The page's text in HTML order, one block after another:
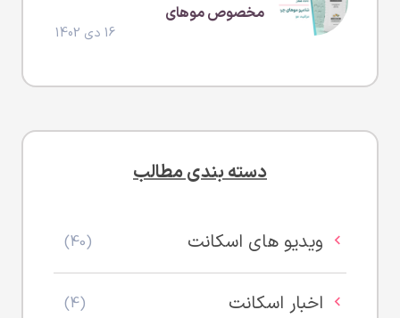
مخصوص موهای
16 دی 1402
دسته بندی مطالب
ویدیو های اسکانت (40)
اخبار اسکانت (4)